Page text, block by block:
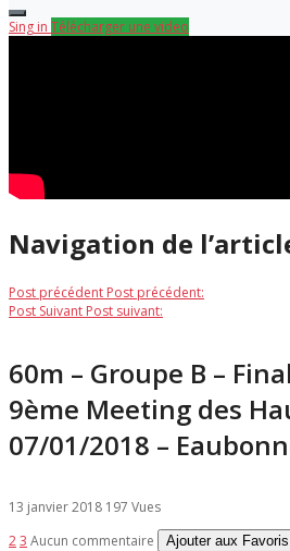
Sing in Télécharger une video
Navigation de
Post précédent Post précédent:
Post Suivant Post suivant:
60m – Groupe B –
9ème Meeting des
07/01/2018 –
13 janvier 2018 197 Vues
23 Aucun commentaire Ajouter aux Favoris